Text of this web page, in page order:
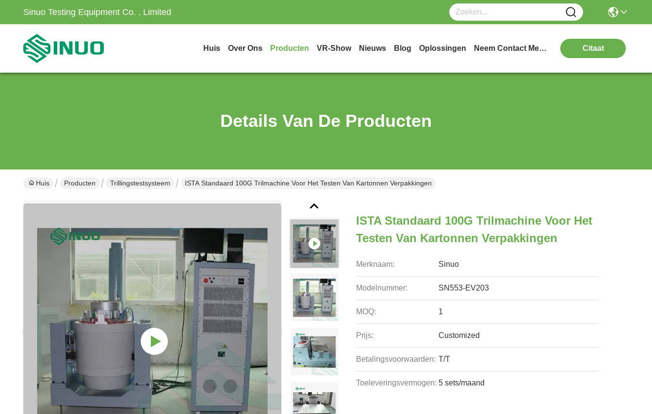
Sinuo Testing Equipment Co. , Limited
Huis Over Ons Producten VR-Show Nieuws Blog Oplossingen Neem Contact Met Ons Op Citaat
Details Van De Producten
Huis Producten Trillingstestsysteem ISTA Standaard 100G Trilmachine Voor Het Testen Van Kartonnen Verpakkingen
ISTA Standaard 100G Trilmachine Voor Het
Testen Van Kartonnen Verpakkingen
Merknaam: Sinuo
Modelnummer: SN553-EV203
MOQ: 1
Prijs: Customized
Betalingsvoorwaarden: T/T
Toeleveringsvermogen: 5 sets/maand